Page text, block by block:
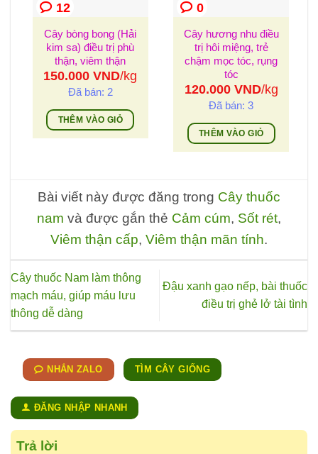
12
Cây bòng bong (Hải
kim sa) điều trị phù
thận, viêm thận
150.000VND/kg
Đã bán: 2
THÊM VÀO GIỎ
0
Cây hương nhu điều
trị hôi miệng, trẻ
chậm mọc tóc, rụng
tóc
120.000 VND/kg
Đã bán: 3
THÊM VÀO GIỎ
Bài viết này được đăng trong Cây thuốc
nam và được gắn thẻ Cảm cúm, Sốt rét,
Viêm thận cấp, Viêm thận mãn tính.
Cây thuốc Nam làm thông
mạch máu, giúp máu lưu
thông dễ dàng
Đậu xanh gạo nếp, bài thuốc
điều trị ghẻ lở tài tình
NHẮN ZALO TÌM CÂY GIỐNG
ĐĂNG NHẬP NHANH
Trả lời